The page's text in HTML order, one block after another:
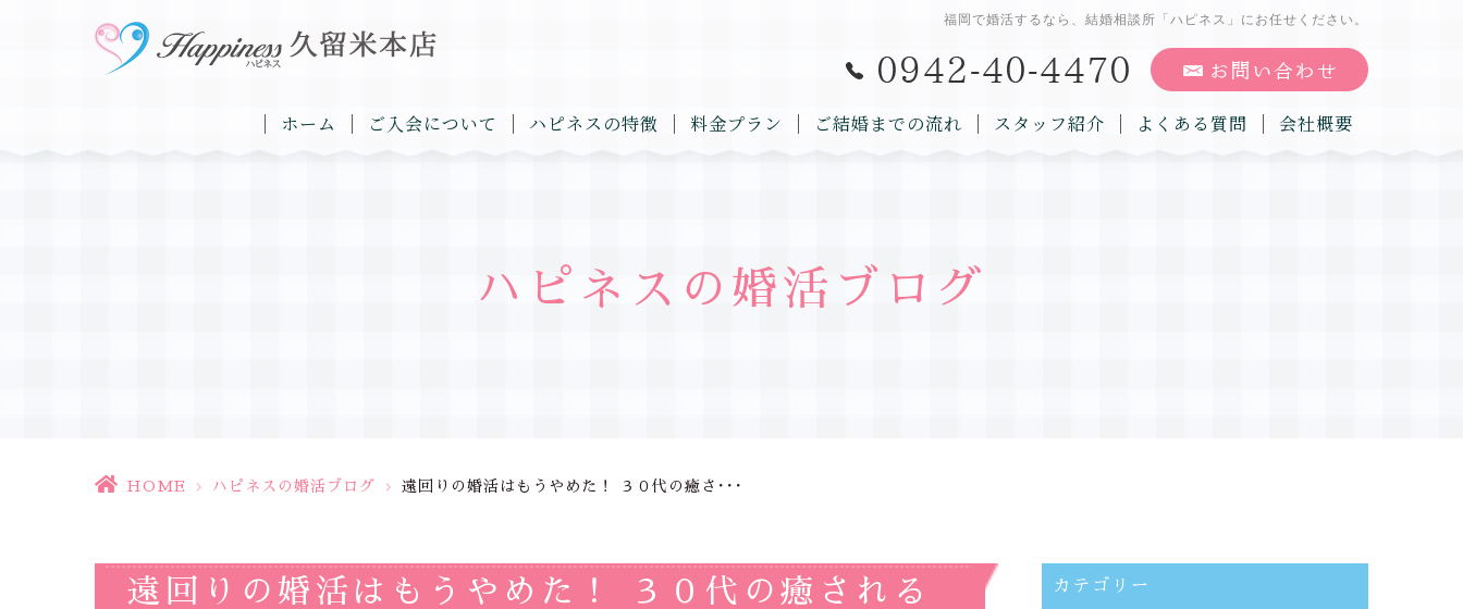
福岡で婚活するなら、結婚相談所「ハピネス」にお任せください。
ホーム ご入会について ハピネスの特徴 料金プラン ご結婚までの流れ スタッフ紹介 よくある質問 会社概要
ハピネスの婚活ブログ
HOME > ハピネスの婚活ブログ > 遠回りの婚活はもうやめた！ ３０代の癒さ･･･
遠回りの婚活はもうやめた！ ３０代の癒される
カテゴリー